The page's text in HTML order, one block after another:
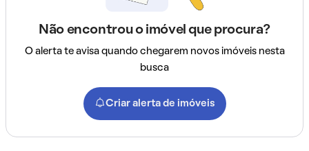
Não encontrou o imóvel que procura?
O alerta te avisa quando chegarem novos imóveis nesta
busca
Criar alerta de imóveis